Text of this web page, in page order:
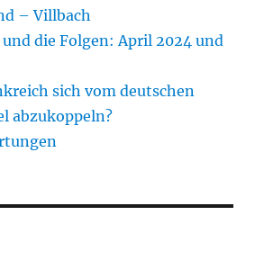
– Villbach
die Folgen: April 2024 und
sich vom deutschen
abzukoppeln?